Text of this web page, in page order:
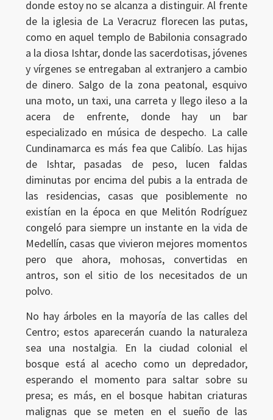
donde estoy no se alcanza a distinguir. Al frente
de la iglesia de La Veracruz florecen las putas,
como en aquel templo de Babilonia consagrado
a la diosa Ishtar, donde las sacerdotisas, jóvenes
y vírgenes se entregaban al extranjero a cambio
de dinero. Salgo de la zona peatonal, esquivo
una moto, un taxi, una carreta y llego ileso a la
acera de enfrente, donde hay un bar
especializado en música de despecho. La calle
Cundinamarca es más fea que Calibío. Las hijas
de Ishtar, pasadas de peso, lucen faldas
diminutas por encima del pubis a la entrada de
las residencias, casas que posiblemente no
existían en la época en que Melitón Rodríguez
congeló para siempre un instante en la vida de
Medellín, casas que vivieron mejores momentos
pero que ahora, mohosas, convertidas en
antros, son el sitio de los necesitados de un
polvo.
No hay árboles en la mayoría de las calles del
Centro; estos aparecerán cuando la naturaleza
sea una nostalgia. En la ciudad colonial el
bosque está al acecho como un depredador,
esperando el momento para saltar sobre su
presa; es más, en el bosque habitan criaturas
malignas que se meten en el sueño de las